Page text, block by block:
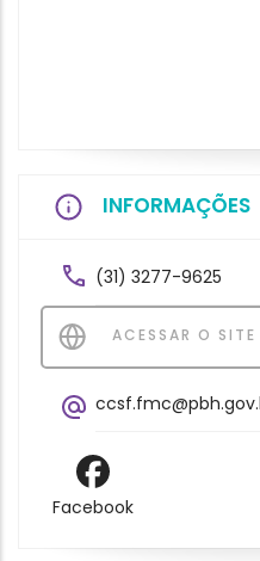
INFORMAÇÕES
(31) 3277-9625
ACESSAR O SITE
Facebook